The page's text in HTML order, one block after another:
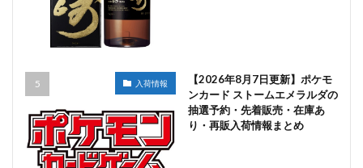
入荷情報
【2026年8月7日更新】ポケモ
ンカード ストームエメラルダの
抽選予約・先着販売・在庫あ
り・再販入荷情報まとめ